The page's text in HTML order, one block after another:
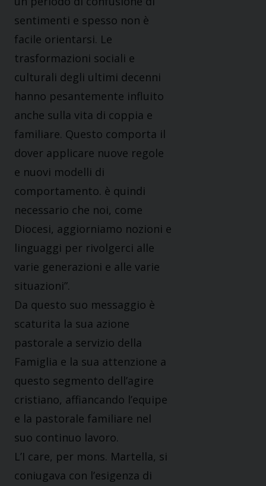
sentimenti e spesso non è
facile orientarsi. Le
trasformazioni sociali e
culturali degli ultimi decenni
hanno pesantemente influito
anche sulla vita di coppia e
familiare. Questo comporta il
dover applicare nuove regole
e nuovi modelli di
comportamento. è quindi
necessario che noi, come
Diocesi, aggiorniamo nozioni e
linguaggi per rivolgerci alle
varie generazioni e alle varie
situazioni”.
Da questo suo messaggio è
scaturita la sua azione
pastorale a servizio della
Famiglia e la sua attenzione a
questo segmento dell’agire
cristiano, affiancando l’equipe
e la pastorale familiare nel
suo continuo lavoro.
L’I care, per mons. Martella, si
coniugava con l’esigenza di